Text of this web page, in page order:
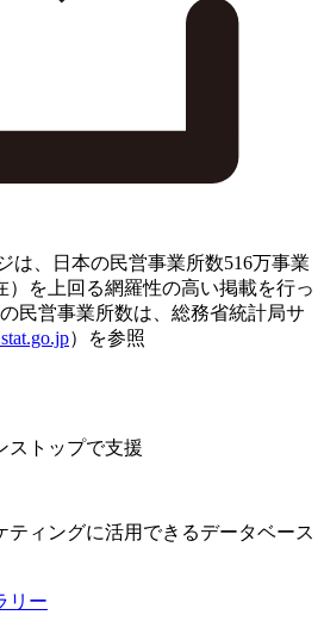
は、日本の民営事業所数516万事業
）を上回る網羅性の高い掲載を行っ
民営事業所数は、総務省統計局サ
）を参照
ストップで支援
ティングに活用できるデータベース